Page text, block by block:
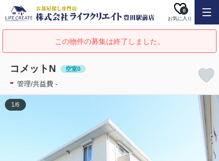
お気に入り
0
この物件の募集は終了しました。
コメットN 空室0
- 管理/共益費 -
1/6